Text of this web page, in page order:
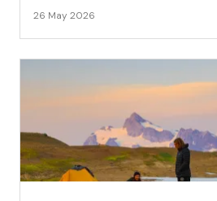
26 May 2026